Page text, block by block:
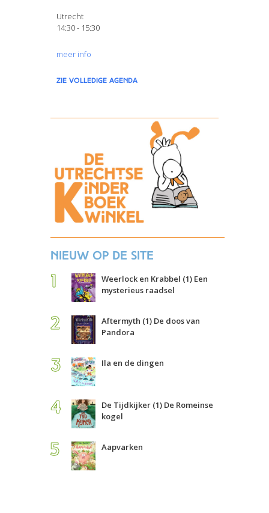
Utrecht
14:30 - 15:30
meer info
zie volledige agenda
Nieuw op de site
Weerlock en Krabbel (1) Een
mysterieus raadsel
Aftermyth (1) De doos van
Pandora
Ila en de dingen
De Tijdkijker (1) De Romeinse
kogel
Aapvarken